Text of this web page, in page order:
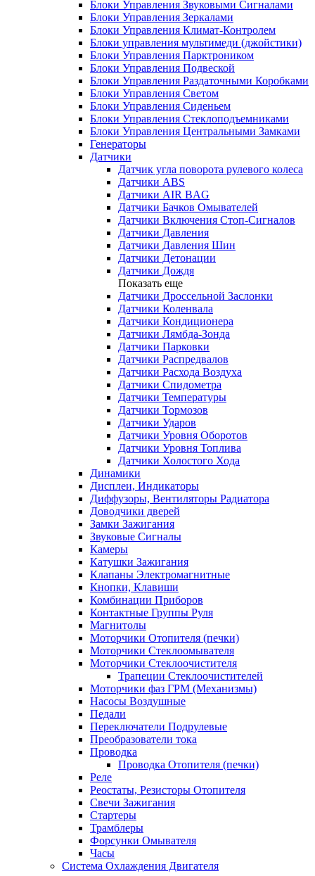
Блоки Управления Звуковыми Сигналами
Блоки Управления Зеркалами
Блоки Управления Климат-Контролем
Блоки управления мультимеди (джойстики)
Блоки Управления Парктроником
Блоки Управления Подвеской
Блоки Управления Раздаточными Коробками
Блоки Управления Светом
Блоки Управления Сиденьем
Блоки Управления Стеклоподъемниками
Блоки Управления Центральными Замками
Генераторы
Датчики
Датчик угла поворота рулевого колеса
Датчики ABS
Датчики AIR BAG
Датчики Бачков Омывателей
Датчики Включения Стоп-Сигналов
Датчики Давления
Датчики Давления Шин
Датчики Детонации
Датчики Дождя
Показать еще
Датчики Дроссельной Заслонки
Датчики Коленвала
Датчики Кондиционера
Датчики Лямбда-Зонда
Датчики Парковки
Датчики Распредвалов
Датчики Расхода Воздуха
Датчики Спидометра
Датчики Температуры
Датчики Тормозов
Датчики Ударов
Датчики Уровня Оборотов
Датчики Уровня Топлива
Датчики Холостого Хода
Динамики
Дисплеи, Индикаторы
Диффузоры, Вентиляторы Радиатора
Доводчики дверей
Замки Зажигания
Звуковые Сигналы
Камеры
Катушки Зажигания
Клапаны Электромагнитные
Кнопки, Клавиши
Комбинации Приборов
Контактные Группы Руля
Магнитолы
Моторчики Отопителя (печки)
Моторчики Стеклоомывателя
Моторчики Стеклоочистителя
Трапеции Стеклоочистителей
Моторчики фаз ГРМ (Механизмы)
Насосы Воздушные
Педали
Переключатели Подрулевые
Преобразователи тока
Проводка
Проводка Отопителя (печки)
Реле
Реостаты, Резисторы Отопителя
Свечи Зажигания
Стартеры
Трамблеры
Форсунки Омывателя
Часы
Система Охлаждения Двигателя